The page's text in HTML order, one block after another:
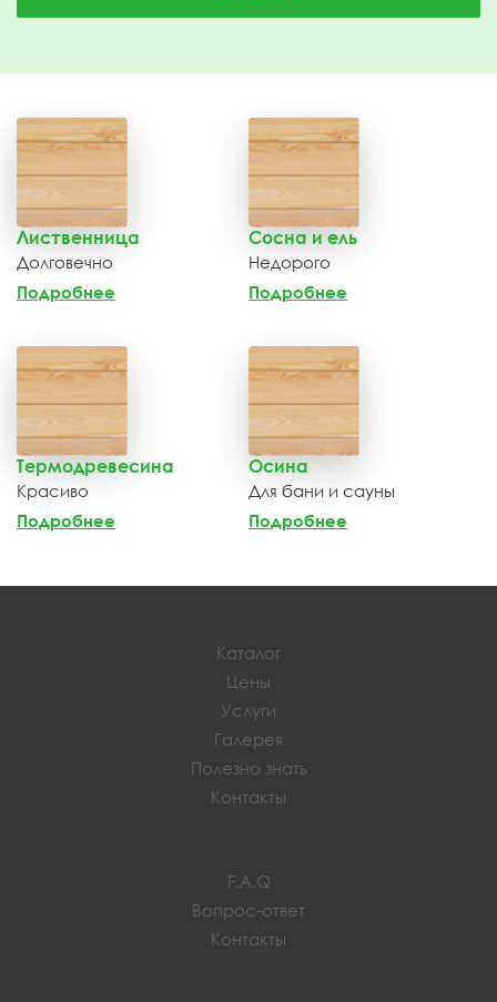
Лиственница
Долговечно
Подробнее
Сосна и ель
Недорого
Подробнее
Термодревесина
Красиво
Подробнее
Осина
Для бани и сауны
Подробнее
Каталог
Цены
Услуги
Галерея
Полезно знать
Контакты
F.A.Q
Вопрос-ответ
Контакты